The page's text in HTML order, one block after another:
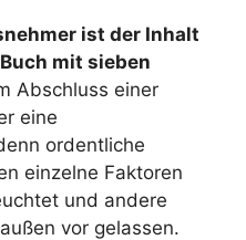
ist der Inhalt
mit sieben
Abschluss einer
eine
ordentliche
einzelne Faktoren
und andere
vor gelassen.